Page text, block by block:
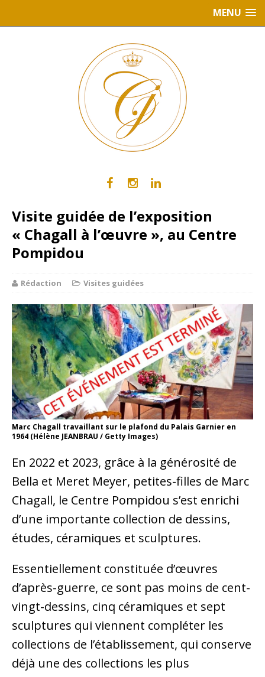
MENU
Visite guidée de l’exposition
« Chagall à l’œuvre », au Centre
Pompidou
Rédaction Visites guidées
Marc Chagall travaillant sur le plafond du Palais Garnier en
1964 (Hélène JEANBRAU / Getty Images)
En 2022 et 2023, grâce à la générosité de
Bella et Meret Meyer, petites-filles de Marc
Chagall, le Centre Pompidou s’est enrichi
d’une importante collection de dessins,
études, céramiques et sculptures.
Essentiellement constituée d’œuvres
d’après-guerre, ce sont pas moins de cent-
vingt-dessins, cinq céramiques et sept
sculptures qui viennent compléter les
collections de l’établissement, qui conserve
déjà une des collections les plus